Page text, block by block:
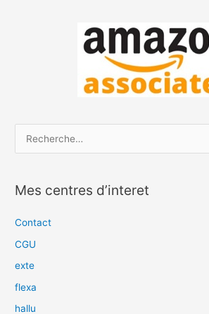
h
e
e
Mes centres d’interet
Contact
CGU
exte
flexa
hallu